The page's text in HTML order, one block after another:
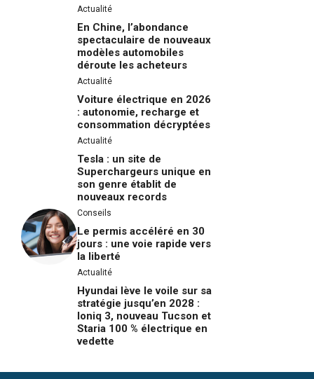
Actualité
En Chine, l’abondance
spectaculaire de nouveaux
modèles automobiles
déroute les acheteurs
Actualité
Voiture électrique en 2026
: autonomie, recharge et
consommation décryptées
Actualité
Tesla : un site de
Superchargeurs unique en
son genre établit de
nouveaux records
Conseils
Le permis accéléré en 30
jours : une voie rapide vers
la liberté
Actualité
Hyundai lève le voile sur sa
stratégie jusqu’en 2028 :
Ioniq 3, nouveau Tucson et
Staria 100 % électrique en
vedette